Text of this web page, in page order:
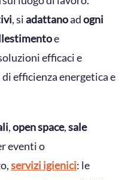
, siadattanoadogni
e
efficaci e
efficienza energetica e
,open space,sale
eventi o
servizi igienici: le